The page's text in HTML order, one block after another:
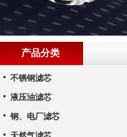
产品分类
不锈钢滤芯
液压油滤芯
钢、电厂滤芯